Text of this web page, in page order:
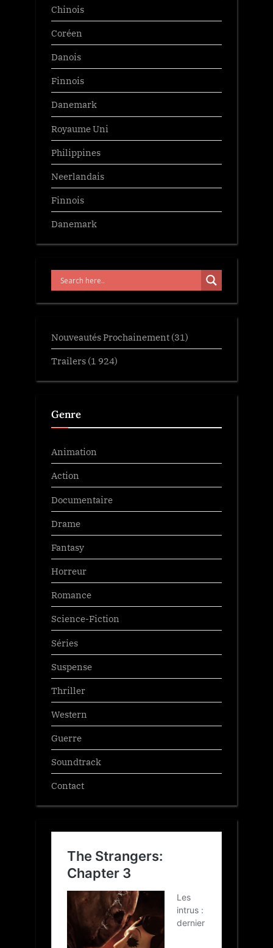
Chinois
Coréen
Danois
Finnois
Danemark
Royaume Uni
Philippines
Neerlandais
Finnois
Danemark
Nouveautés Prochainement (31)
Trailers (1 924)
Genre
Animation
Action
Documentaire
Drame
Fantasy
Horreur
Romance
Science-Fiction
Séries
Suspense
Thriller
Western
Guerre
Soundtrack
Contact